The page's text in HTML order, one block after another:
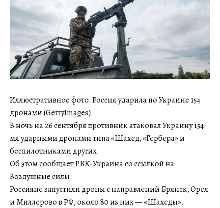
Иллюстративное фото: Россия ударила по Украине 154
дронами (GettyImages)
В ночь на 26 сентября противник атаковал Украину 154-
мя ударными дронами типа «Шахед, «Гербера» и
беспилотниками других.
Об этом сообщает РБК-Украина со ссылкой на
Воздушные силы.
Россияне запустили дроны с направлений Брянск, Орел
и Миллерово в РФ, около 80 из них — «Шахеды».